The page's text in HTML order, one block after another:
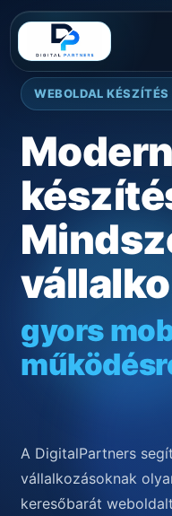
WEBOLDAL
gyors
A DigitalPartners
vállalkozásoknak
keresőbarát